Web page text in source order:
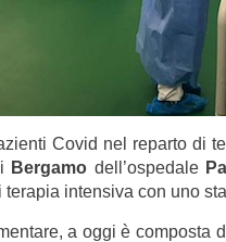
Covid nel reparto di
Bergamo dell’ospedale
intensiva con uno
a oggi è